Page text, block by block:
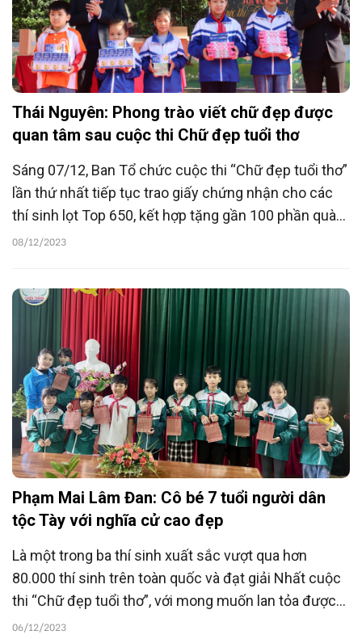
Thái Nguyên: Phong trào viết chữ đẹp được
quan tâm sau cuộc thi Chữ đẹp tuổi thơ
Sáng 07/12, Ban Tổ chức cuộc thi “Chữ đẹp tuổi thơ”
lần thứ nhất tiếp tục trao giấy chứng nhận cho các
thí sinh lọt Top 650, kết hợp tặng gần 100 phần quà
tới các em học sinh nghèo vượt khó tại các trường
08/12/2023
Phạm Mai Lâm Đan: Cô bé 7 tuổi người dân
tộc Tày với nghĩa cử cao đẹp
Là một trong ba thí sinh xuất sắc vượt qua hơn
80.000 thí sinh trên toàn quốc và đạt giải Nhất cuộc
thi “Chữ đẹp tuổi thơ”, với mong muốn lan tỏa được
những điều tốt đẹp và sự ấm áp, em Phạm Mai Lâm
06/12/2023